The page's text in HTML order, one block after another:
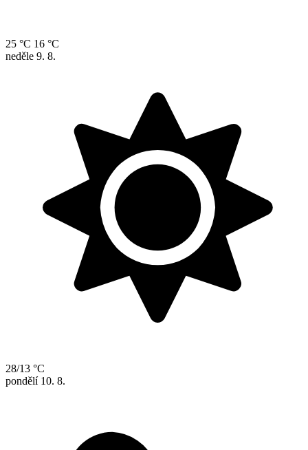
25 °C 16 °C
neděle 9. 8.
28/13 °C
pondělí 10. 8.